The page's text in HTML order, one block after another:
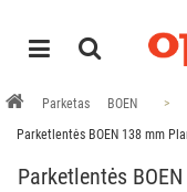
Parketas
BOEN
Parketlentės BOEN 138 mm
Parketlentės